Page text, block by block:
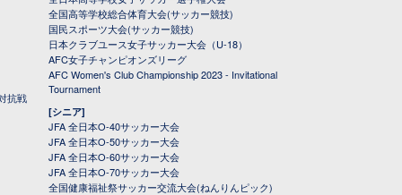
抗戦
全国高等学校総合体育大会(サッカー競技)
国民スポーツ大会(サッカー競技)
日本クラブユース女子サッカー大会（U-18）
AFC女子チャンピオンズリーグ
AFC Women's Club Championship 2023 - Invitational
Tournament
[シニア]
JFA 全日本O-40サッカー大会
JFA 全日本O-50サッカー大会
JFA 全日本O-60サッカー大会
JFA 全日本O-70サッカー大会
全国健康福祉祭サッカー交流大会(ねんりんピック)